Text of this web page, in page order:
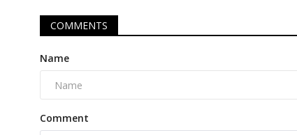
COMMENTS
Name
Comment